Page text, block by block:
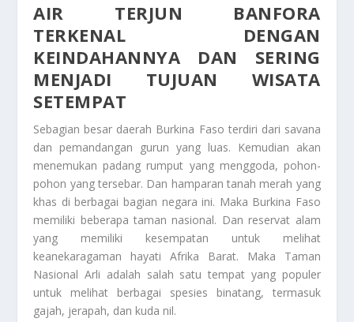
AIR TERJUN BANFORA
TERKENAL DENGAN
KEINDAHANNYA DAN SERING
MENJADI TUJUAN WISATA
SETEMPAT
Sebagian besar daerah Burkina Faso terdiri dari savana
dan pemandangan gurun yang luas. Kemudian akan
menemukan padang rumput yang menggoda, pohon-
pohon yang tersebar. Dan hamparan tanah merah yang
khas di berbagai bagian negara ini. Maka Burkina Faso
memiliki beberapa taman nasional. Dan reservat alam
yang memiliki kesempatan untuk melihat
keanekaragaman hayati Afrika Barat. Maka Taman
Nasional Arli adalah salah satu tempat yang populer
untuk melihat berbagai spesies binatang, termasuk
gajah, jerapah, dan kuda nil.